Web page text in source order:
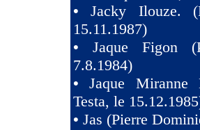
•Jacky Ilouze.
15.11.1987)
• Jaque Figon
7.8.1984)
•Jaque Miranne
Testa, le
• Jas (Pierre